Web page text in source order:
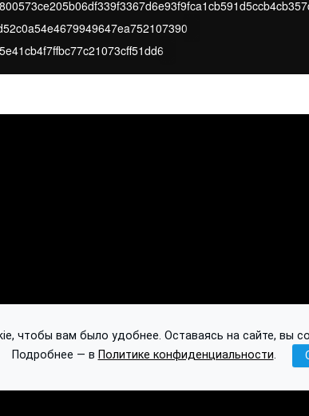
чтобы вам было удобнее. Оставаясь на сайте, вы
Подробнее — в Политике конфиденциальности.